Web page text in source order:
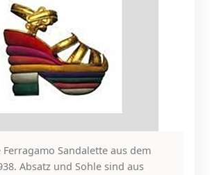
Ferragamo Sandalette aus dem
Absatz und Sohle sind aus